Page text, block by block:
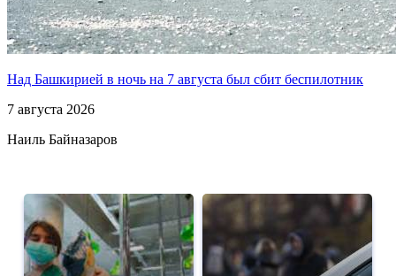
Над Башкирией в ночь на 7 августа был сбит беспилотник
7 августа 2026
Наиль Байназаров